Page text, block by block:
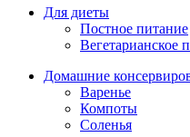
Для диеты
Постное питание
Вегетарианское
Домашние
Варенье
Компоты
Соленья